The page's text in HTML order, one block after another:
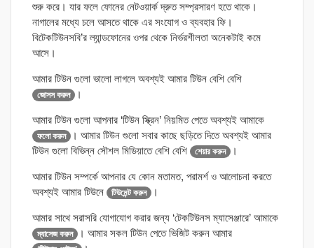
শুরু করে। যার ফলে ফোনের নেটওয়ার্ক দ্রুত সম্প্রসারণ হতে থাকে।
নাগালের মধ্যে চলে আসতে থাকে এর সংযোগ ও ব্যবহার ফি।
বিটেকটিউনসবি’র ল্যান্ডফোনের ওপর থেকে নির্ভরশীলতা অনেকটাই কমে
আসে।
আমার টিউন গুলো ভালো লাগলে অবশ্যই আমার টিউন বেশি বেশি
জোসস করুন ।
আমার টিউন গুলো আপনার ‘টিউন স্ক্রিন’ নিয়মিত পেতে অবশ্যই আমাকে
ফলো করুন
। আমার টিউন গুলো সবার কাছে ছড়িতে দিতে অবশ্যই আমার
টিউন গুলো বিভিন্ন সৌশল মিডিয়াতে বেশি বেশি
শেয়ার করুন ।
আমার টিউন সম্পর্কে আপনার যে কোন মতামত, পরামর্শ ও আলোচনা করতে
অবশ্যই আমার টিউনে
টিউমেন্ট করুন ।
আমার সাথে সরাসরি যোগাযোগ করার জন্য ‘টেকটিউনস ম্যাসেঞ্জারে’ আমাকে
ম্যাসেজ করুন । আমার সকল টিউন পেতে ভিজিট করুন আমার